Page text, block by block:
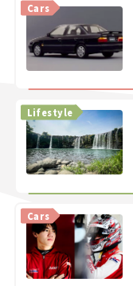
Cars
Lifestyle
Cars